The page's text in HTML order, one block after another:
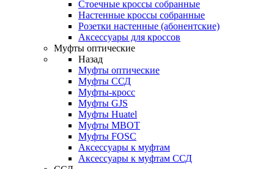
Стоечные кроссы собранные
Настенные кроссы собранные
Розетки настенные (абонентские)
Аксессуары для кроссов
Муфты оптические
Назад
Муфты оптические
Муфты ССД
Муфты-кросс
Муфты GJS
Муфты Huatel
Муфты МВОТ
Муфты FOSC
Аксессуары к муфтам
Аксессуары к муфтам ССД